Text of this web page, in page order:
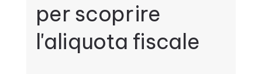
per scoprire
l'aliquota fiscale